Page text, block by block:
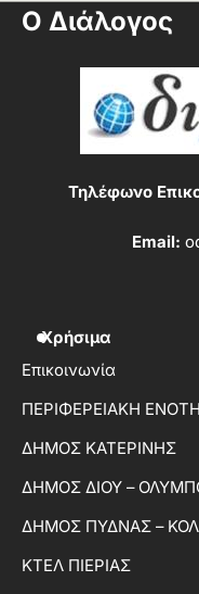
Ο Διάλογος
Τηλέφωνο
Email:
Χρήσιμα
Επικοινωνία
ΠΕΡΙΦΕΡΕΙΑΚΗ
ΔΗΜΟΣ ΚΑΤΕΡΙΝΗΣ
ΔΗΜΟΣ ΔΙΟΥ –
ΔΗΜΟΣ ΠΥΔΝΑΣ –
ΚΤΕΛ ΠΙΕΡΙΑΣ